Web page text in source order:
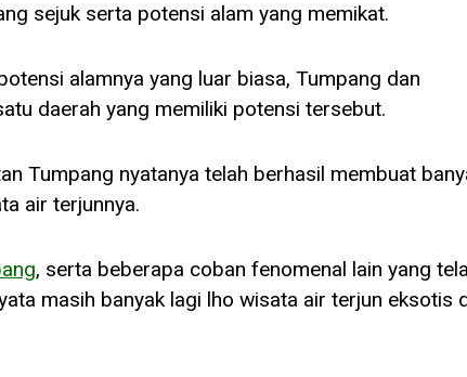
sejuk serta potensi alam yang memikat.
alamnya yang luar biasa, Tumpang dan
daerah yang memiliki potensi tersebut.
Tumpang nyatanya telah berhasil membuat
air terjunnya.
, serta beberapa coban fenomenal lain yang
masih banyak lagi lho wisata air terjun eksotis